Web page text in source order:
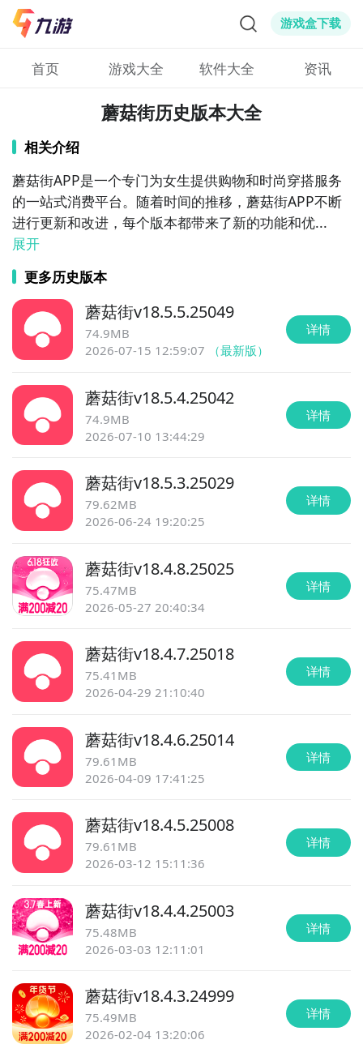
游戏盒下载
首页 游戏大全 软件大全 资讯
蘑菇街历史版本大全
相关介绍
蘑菇街APP是一个专门为女生提供购物和时尚穿搭服务
的一站式消费平台。随着时间的推移，蘑菇街APP不断
进行更新和改进，每个版本都带来了新的功能和优...
展开
更多历史版本
蘑菇街v18.5.5.25049
74.9MB
2026-07-15 12:59:07
（最新版）
详情
蘑菇街v18.5.4.25042
74.9MB
2026-07-10 13:44:29
详情
蘑菇街v18.5.3.25029
79.62MB
2026-06-24 19:20:25
详情
蘑菇街v18.4.8.25025
75.47MB
2026-05-27 20:40:34
详情
蘑菇街v18.4.7.25018
75.41MB
2026-04-29 21:10:40
详情
蘑菇街v18.4.6.25014
79.61MB
2026-04-09 17:41:25
详情
蘑菇街v18.4.5.25008
79.61MB
2026-03-12 15:11:36
详情
蘑菇街v18.4.4.25003
75.48MB
2026-03-03 12:11:01
详情
蘑菇街v18.4.3.24999
75.49MB
2026-02-04 13:20:06
详情